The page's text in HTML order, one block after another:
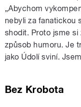
„Abychom
nebyli za fanatickou
shodit. Proto jsme
způsob humoru. Je
jako Údolí sviní.
Bez Krobota